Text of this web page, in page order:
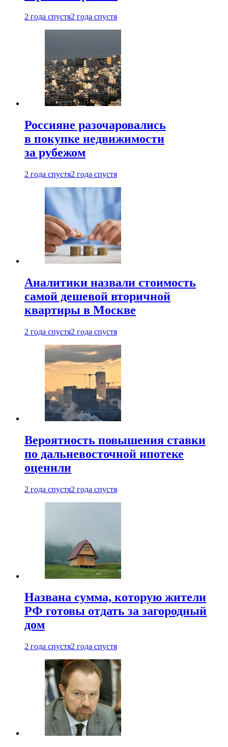
2 года спустя2 года спустя
Россияне разочаровались
в покупке недвижимости
за рубежом
2 года спустя2 года спустя
Аналитики назвали стоимость
самой дешевой вторичной
квартиры в Москве
2 года спустя2 года спустя
Вероятность повышения ставки
по дальневосточной ипотеке
оценили
2 года спустя2 года спустя
Названа сумма, которую жители
РФ готовы отдать за загородный
дом
2 года спустя2 года спустя